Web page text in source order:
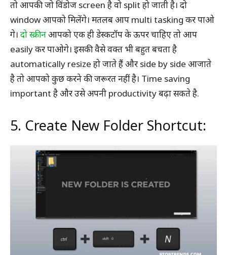
तो आपकी जो विंडोज screen है वो split हो जाती है। दो
window आपको मिलेंगे। मतलब आप multi tasking कर पाओ
गे। दो स्क्रीनआपको एक ही डेस्कटॉप के ऊपर चाहिए तो आप
easily कर पाओगे। इसकी वैसे वक्त भी बहुत बचता है
automatically resize हो जाते हैं और side by side आजाते
है तो आपको कुछ करने की जरूरत नहीं है। Time saving
important है और उसे अपनी productivity बढ़ा सकते है.
5. Create New Folder Shortcut: